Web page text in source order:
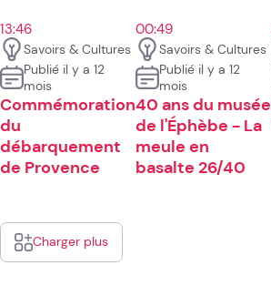
13:46
Savoirs & Cultures
Publié il y a 12
mois
Commémoration
du
débarquement
de Provence
00:49
Savoirs & Cultures
Publié il y a 12
mois
40 ans du musée
de l'Éphèbe - La
meule en
basalte 26/40
Charger plus